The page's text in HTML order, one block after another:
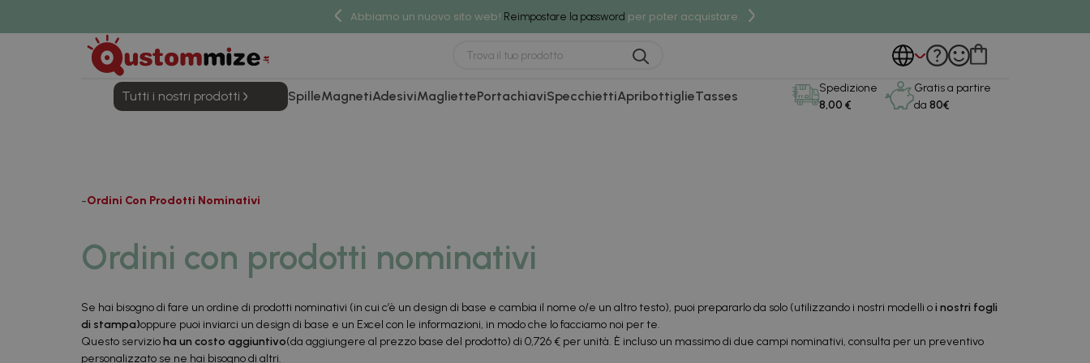
Abbiamo un nuovo sito web! Reimpostare la password per poter acquistare.
Tutti i nostri prodotti SpilleMagnetiAdesiviMagliettePortachiaviSpecchiettiApribottiglieTasses
Spedizione
8,00 €
Gratis a partire
da80€
Ordini Con Prodotti Nominativi
Ordini con prodotti nominativi
Se hai bisogno di fare un ordine di prodotti nominativi (in cui c’è un design di base e cambia il nome o/e un altro testo), puoi prepararlo da solo (utilizzando i nostri modelli oi nostri fogli
di stampa)oppure puoi inviarci un design di base e un Excel con le informazioni, in modo che lo facciamo noi per te.
Questo servizioha un costo aggiuntivo(da aggiungere al prezzo base del prodotto) di 0,726 € per unità. È incluso un massimo di due campi nominativi, consulta per un preventivo
personalizzato se ne hai bisogno di altri.